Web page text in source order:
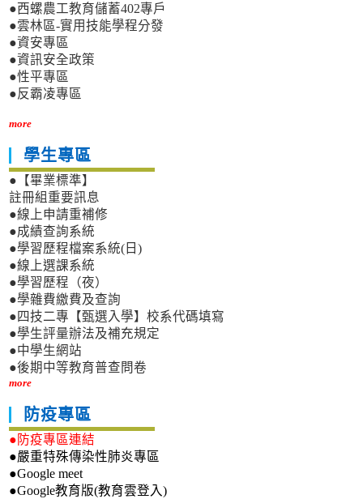
●西螺農工教育儲蓄402專戶
●雲林區-實用技能學程分發
●資安專區
●資訊安全政策
●性平專區
●反霸凌專區
more
學生專區
●【畢業標準】
註冊組重要訊息
●線上申請重補修
●成績查詢系統
●學習歷程檔案系統(日)
●線上選課系統
●學習歷程（夜）
●學雜費繳費及查詢
●四技二專【甄選入學】校系代碼填寫
●學生評量辦法及補充規定
●中學生網站
●後期中等教育普查問卷
more
防疫專區
●防疫專區連結
●嚴重特殊傳染性肺炎專區
●Google meet
●Google教育版(教育雲登入)